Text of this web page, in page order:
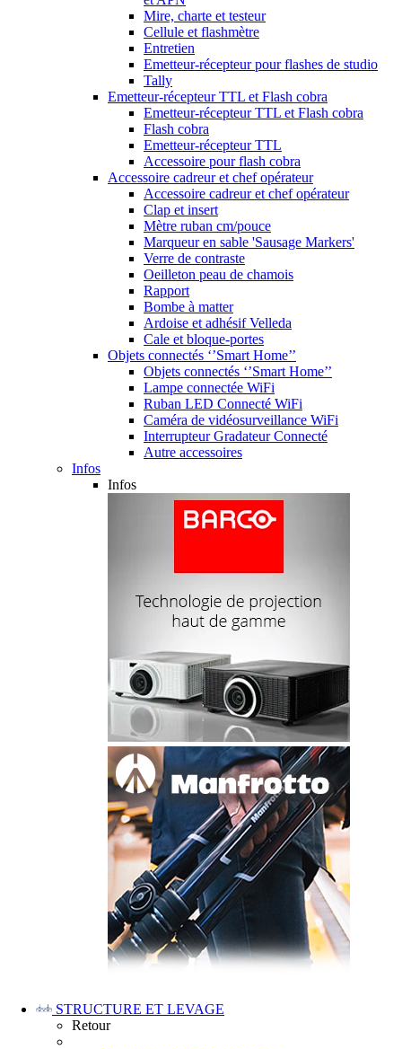
Mire, charte et testeur
Cellule et flashmètre
Entretien
Emetteur-récepteur pour flashes de studio
Tally
Emetteur-récepteur TTL et Flash cobra
Emetteur-récepteur TTL et Flash cobra
Flash cobra
Emetteur-récepteur TTL
Accessoire pour flash cobra
Accessoire cadreur et chef opérateur
Accessoire cadreur et chef opérateur
Clap et insert
Mètre ruban cm/pouce
Marqueur en sable 'Sausage Markers'
Verre de contraste
Oeilleton peau de chamois
Rapport
Bombe à matter
Ardoise et adhésif Velleda
Cale et bloque-portes
Objets connectés ‘’Smart Home’’
Objets connectés ‘’Smart Home’’
Lampe connectée WiFi
Ruban LED Connecté WiFi
Caméra de vidéosurveillance WiFi
Interrupteur Gradateur Connecté
Autre accessoires
Infos
Infos
STRUCTURE ET LEVAGE
Retour